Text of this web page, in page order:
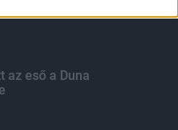
az eső a Duna